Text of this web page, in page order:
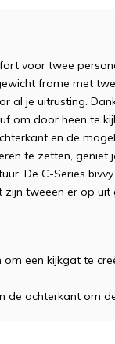
voor twee person
ewicht frame met tw
al je uitrusting. D
om door heen te
chterkant en de mogel
te zetten, geniet
ur. De C-Series bivvy
zijn tweeën er op
een kijkgat te
de achterkant om